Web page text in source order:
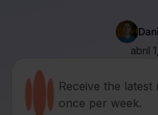
abril
Receive the
once per week.